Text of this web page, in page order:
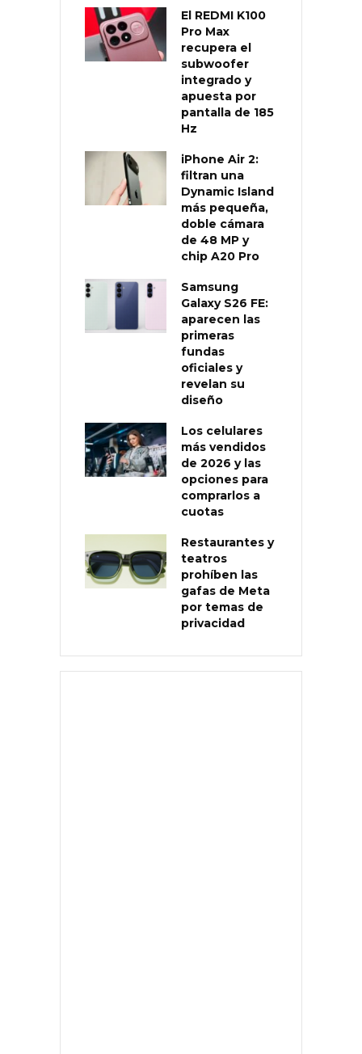
El REDMI K100
Pro Max
recupera el
subwoofer
integrado y
apuesta por
pantalla de 185
Hz
iPhone Air 2:
filtran una
Dynamic Island
más pequeña,
doble cámara
de 48 MP y
chip A20 Pro
Samsung
Galaxy S26 FE:
aparecen las
primeras
fundas
oficiales y
revelan su
diseño
Los celulares
más vendidos
de 2026 y las
opciones para
comprarlos a
cuotas
Restaurantes y
teatros
prohíben las
gafas de Meta
por temas de
privacidad